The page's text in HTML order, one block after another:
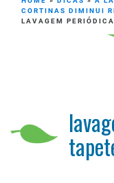
CORTINAS DIMINUI
LAVAGEM